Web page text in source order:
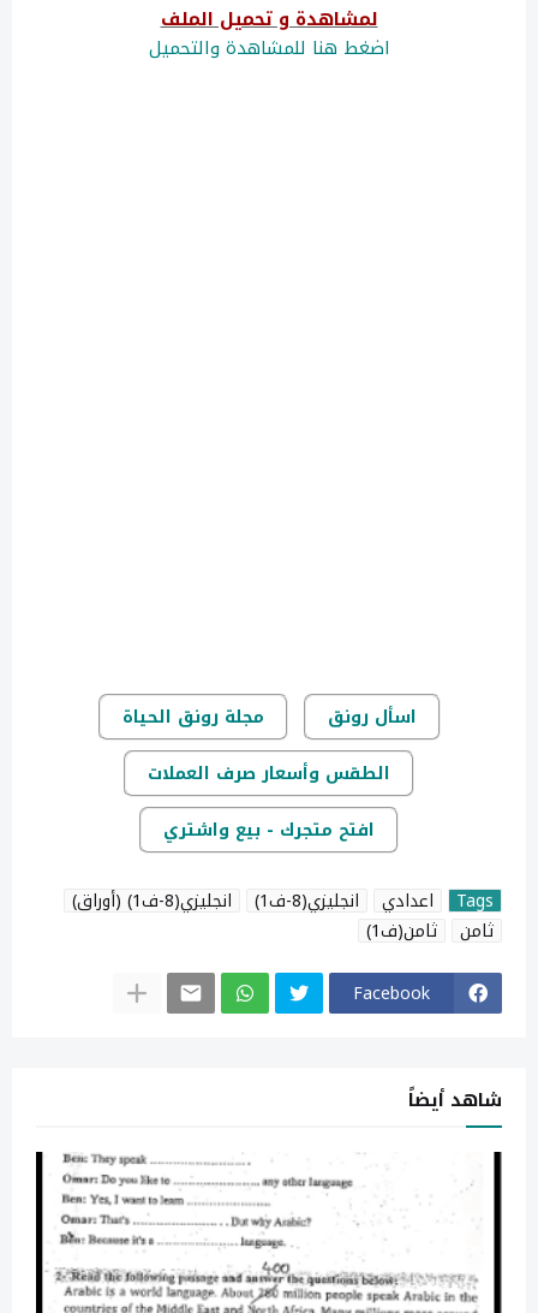
لمشاهدة و تحميل الملف
اضغط هنا للمشاهدة والتحميل
اسأل رونق
مجلة رونق الحياة
الطقس وأسعار صرف العملات
افتح متجرك - بيع واشتري
Tags اعدادي انجليزي(8-ف1)
انجليزي(8-ف1) (أوراق)
ثامن
ثامن(ف1)
Facebook
شاهد أيضاً